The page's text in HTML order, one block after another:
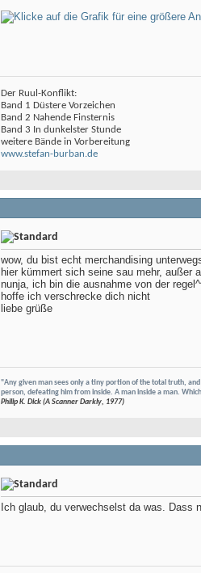
Der Ruul-Konflikt:
Band 1 Düstere Vorzeichen
Band 2 Nahende Finsternis
Band 3 In dunkelster Stunde
weitere Bände in Vorbereitung
www.stefan-burban.de
wow, du bist echt merchandising
hier kümmert sich seine sau mehr, außer
nunja, ich bin die ausnahme von der
hoffe ich verschrecke dich nicht
liebe grüße
"Any given man sees only a tiny portion of the total truth,
person, defeating him from inside. A man inside a man.
Philip K. Dick (A Scanner Darkly, 1977)
Ich glaub, du verwechselst da was. Dass